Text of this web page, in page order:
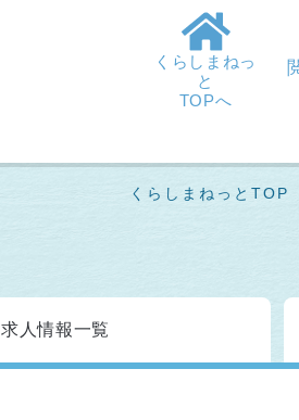
くらしまねっ
と
TOPへ
くらしまねっとTOP
求人情報一覧